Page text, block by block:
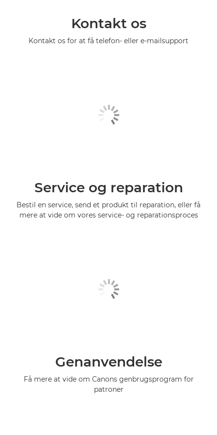
Kontakt os
Kontakt os for at få telefon- eller e-mailsupport
Service og reparation
Bestil en service, send et produkt til reparation, eller få
mere at vide om vores service- og reparationsproces
Genanvendelse
Få mere at vide om Canons genbrugsprogram for
patroner